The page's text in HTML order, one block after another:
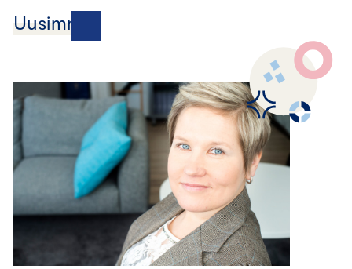
Uusimmat